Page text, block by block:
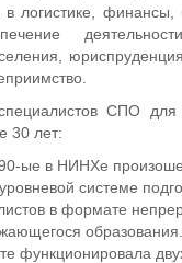
в логистике, финансы,
СПО для
30 лет:
ые в НИНХе
системе
в формате
функционировала